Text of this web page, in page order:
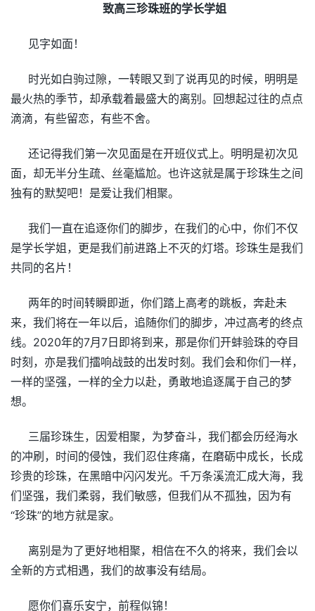
致高三珍珠班的学长学姐
见字如面！
时光如白驹过隙，一转眼又到了说再见的时候，明明是
最火热的季节，却承载着最盛大的离别。回想起过往的点点
滴滴，有些留恋，有些不舍。
还记得我们第一次见面是在开班仪式上。明明是初次见
面，却无半分生疏、丝毫尴尬。也许这就是属于珍珠生之间
独有的默契吧！是爱让我们相聚。
我们一直在追逐你们的脚步，在我们的心中，你们不仅
是学长学姐，更是我们前进路上不灭的灯塔。珍珠生是我们
共同的名片！
两年的时间转瞬即逝，你们踏上高考的跳板，奔赴未
来，我们将在一年以后，追随你们的脚步，冲过高考的终点
线。2020年的7月7日即将到来，那是你们开蚌验珠的夺目
时刻，亦是我们擂响战鼓的出发时刻。我们会和你们一样，
一样的坚强，一样的全力以赴，勇敢地追逐属于自己的梦
想。
三届珍珠生，因爱相聚，为梦奋斗，我们都会历经海水
的冲刷，时间的侵蚀，我们忍住疼痛，在磨砺中成长，长成
珍贵的珍珠，在黑暗中闪闪发光。千万条溪流汇成大海，我
们坚强，我们柔弱，我们敏感，但我们从不孤独，因为有
“珍珠”的地方就是家。
离别是为了更好地相聚，相信在不久的将来，我们会以
全新的方式相遇，我们的故事没有结局。
愿你们喜乐安宁，前程似锦！